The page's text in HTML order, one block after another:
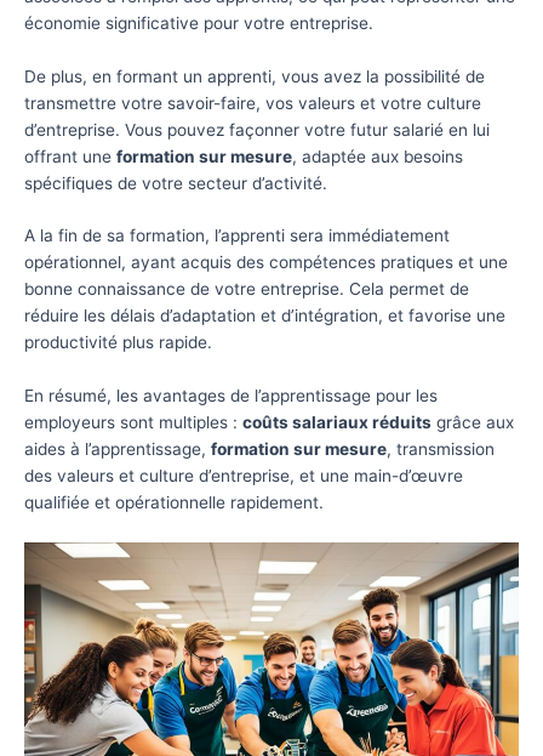
économie significative pour votre entreprise.
De plus, en formant un apprenti, vous avez la possibilité de
transmettre votre savoir-faire, vos valeurs et votre culture
d’entreprise. Vous pouvez façonner votre futur salarié en lui
offrant une formation sur mesure, adaptée aux besoins
spécifiques de votre secteur d’activité.
A la fin de sa formation, l’apprenti sera immédiatement
opérationnel, ayant acquis des compétences pratiques et une
bonne connaissance de votre entreprise. Cela permet de
réduire les délais d’adaptation et d’intégration, et favorise une
productivité plus rapide.
En résumé, les avantages de l’apprentissage pour les
employeurs sont multiples : coûts salariaux réduits grâce aux
aides à l’apprentissage, formation sur mesure, transmission
des valeurs et culture d’entreprise, et une main-d’œuvre
qualifiée et opérationnelle rapidement.